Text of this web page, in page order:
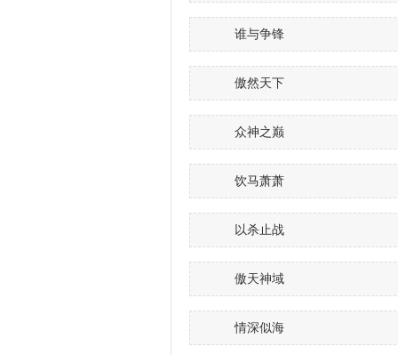
谁与争锋
傲然天下
众神之巅
饮马萧萧
以杀止战
傲天神域
情深似海